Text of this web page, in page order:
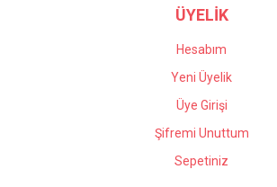
ÜYELİK
Hesabım
Yeni Üyelik
Üye Girişi
Şifremi Unuttum
Sepetiniz